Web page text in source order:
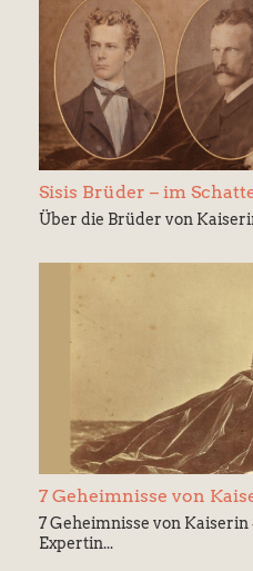
Sisis Brüder – im
Über die Brüder von
7 Geheimnisse von
7 Geheimnisse von Kaiserin
Expertin...